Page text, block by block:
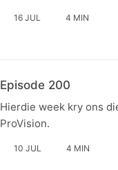
16 JUL 4 MIN
Episode 200
Hierdie week kry ons
ProVision.
10 JUL 4 MIN